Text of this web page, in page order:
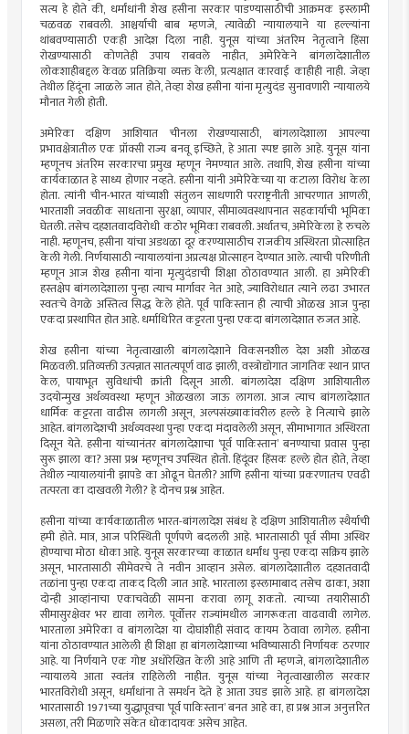
सत्य हे होते की, धर्मांधांनी शेख हसीना सरकार पाडण्यासाठीची आक्रमक इस्लामी
चळवळ राबवली. आश्चर्याची बाब म्हणजे, त्यावेळी न्यायालयाने या हल्ल्यांना
थांबवण्यासाठी एकही आदेश दिला नाही. युनूस यांच्या अंतरिम नेतृत्वाने हिंसा
रोखण्यासाठी कोणतेही उपाय राबवले नाहीत, अमेरिकेने बांगलादेशातील
लोकशाहीबद्दल केवळ प्रतिक्रिया व्यक्त केली, प्रत्यक्षात कारवाई काहीही नाही. जेव्हा
तेथील हिंदूंना जाळले जात होते, तेव्हा शेख हसीना यांना मृत्युदंड सुनावणारी न्यायालये
मौनात गेली होती.
अमेरिका दक्षिण आशियात चीनला रोखण्यासाठी, बांगलादेशाला आपल्या
प्रभावक्षेत्रातील एक प्रॉक्सी राज्य बनवू इच्छिते, हे आता स्पष्ट झाले आहे. युनूस यांना
म्हणूनच अंतरिम सरकारचा प्रमुख म्हणून नेमण्यात आले. तथापि, शेख हसीना यांच्या
कार्यकाळात हे साध्य होणार नव्हते. हसीना यांनी अमेरिकेच्या या कटाला विरोध केला
होता. त्यांनी चीन-भारत यांच्याशी संतुलन साधणारी परराष्ट्रनीती आचरणात आणली,
भारताशी जवळीक साधताना सुरक्षा, व्यापार, सीमाव्यवस्थापनात सहकार्याची भूमिका
घेतली. तसेच दहशतवादविरोधी कठोर भूमिका राबवली. अर्थातच, अमेरिकेला हे रुचले
नाही. म्हणूनच, हसीना यांचा अडथळा दूर करण्यासाठीच राजकीय अस्थिरता प्रोत्साहित
केली गेली. निर्णयासाठी न्यायालयांना अप्रत्यक्ष प्रोत्साहन देण्यात आले. त्याची परिणीती
म्हणून आज शेख हसीना यांना मृत्युदंडाची शिक्षा ठोठावण्यात आली. हा अमेरिकी
हस्तक्षेप बांगलादेशाला पुन्हा त्याच मार्गावर नेत आहे, ज्याविरोधात त्याने लढा उभारत
स्वतःचे वेगळे अस्तित्व सिद्ध केले होते. पूर्व पाकिस्तान ही त्याची ओळख आज पुन्हा
एकदा प्रस्थापित होत आहे. धर्माधिरित कट्टरता पुन्हा एकदा बांगलादेशात रुजत आहे.
शेख हसीना यांच्या नेतृत्वाखाली बांगलादेशाने विकसनशील देश अशी ओळख
मिळवली. प्रतिव्यक्ती उत्पन्नात सातत्यपूर्ण वाढ झाली, वस्त्रोद्योगात जागतिक स्थान प्राप्त
केल, पायाभूत सुविधांची क्रांती दिसून आली. बांगलादेश दक्षिण आशियातील
उदयोन्मुख अर्थव्यवस्था म्हणून ओळखला जाऊ लागला. आज त्याच बांगलादेशात
धार्मिक कट्टरता वाढीस लागली असून, अल्पसंख्याकांवरील हल्ले हे नित्याचे झाले
आहेत. बांगलादेशची अर्थव्यवस्था पुन्हा एकदा मंदावलेली असून, सीमाभागात अस्थिरता
दिसून येते. हसीना यांच्यानंतर बांगलादेशाचा ‌‘पूर्व पाकिस्तान‌’ बनण्याचा प्रवास पुन्हा
सुरू झाला का? असा प्रश्न म्हणूनच उपस्थित होतो. हिंदूंवर हिंसक हल्ले होत होते, तेव्हा
तेथील न्यायालयांनी झापडे का ओढून घेतली? आणि हसीना यांच्या प्रकरणातच एवढी
तत्परता का दाखवली गेली? हे दोनच प्रश्न आहेत.
हसीना यांच्या कार्यकाळातील भारत-बांगलादेश संबंध हे दक्षिण आशियातील स्थैर्याची
हमी होते. मात्र, आज परिस्थिती पूर्णपणे बदलली आहे. भारतासाठी पूर्व सीमा अस्थिर
होण्याचा मोठा धोका आहे. युनूस सरकारच्या काळात धर्मांध पुन्हा एकदा सक्रिय झाले
असून, भारतासाठी सीमेवरचे ते नवीन आव्हान असेल. बांगलादेशातील दहशतवादी
तळांना पुन्हा एकदा ताकद दिली जात आहे. भारताला इस्लामाबाद तसेच ढाका, अशा
दोन्ही आव्हांनाचा एकाचवेळी सामना करावा लागू शकतो. त्याच्या तयारीसाठी
सीमासुरक्षेवर भर द्यावा लागेल. पूर्वोत्तर राज्यांमधील जागरूकता वाढवावी लागेल.
भारताला अमेरिका व बांगलादेश या दोघांशीही संवाद कायम ठेवावा लागेल. हसीना
यांना ठोठावण्यात आलेली ही शिक्षा हा बांगलादेशाच्या भविष्यासाठी निर्णायक ठरणार
आहे. या निर्णयाने एक गोष्ट अधोरेखित केली आहे आणि ती म्हणजे, बांगलादेशातील
न्यायालये आता स्वतंत्र राहिलेली नाहीत. युनूस यांच्या नेतृत्वाखालील सरकार
भारतविरोधी असून, धर्मांधांना ते समर्थन देते हे आता उघड झाले आहे. हा बांगलादेश
भारतासाठी 1971च्या युद्धापूवचा ‌‘पूर्व पाकिस्तान‌’ बनत आहे का, हा प्रश्न आज अनुत्तरित
असला, तरी मिळणारे संकेत धोकादायक असेच आहेत.